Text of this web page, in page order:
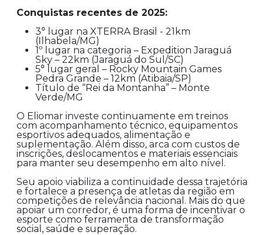
Conquistas recentes de 2025:
3° lugar na XTERRA Brasil - 21km
(Ilhabela/MG)
1º lugar na categoria – Expedition Jaraguá
Sky – 22km (Jaraguá do Sul/SC)
5° lugar geral – Rocky Mountain Games
Pedra Grande – 12km (Atibaia/SP)
Título de “Rei da Montanha” – Monte
Verde/MG
O Eliomar investe continuamente em treinos
com acompanhamento técnico, equipamentos
esportivos adequados, alimentação e
suplementação. Além disso, arca com custos de
inscrições, deslocamentos e materiais essenciais
para manter seu desempenho em alto nível.
Seu apoio viabiliza a continuidade dessa trajetória
e fortalece a presença de atletas da região em
competições de relevância nacional. Mais do que
apoiar um corredor, é uma forma de incentivar o
esporte como ferramenta de transformação
social, saúde e superação.